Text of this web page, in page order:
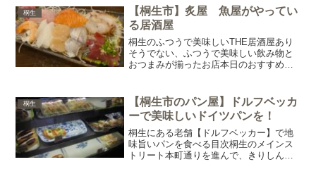
休日：月、火 営業時間：9:00-
18:00TEL:02...
桐生
【桐生市】炙屋 魚屋がやってい
る居酒屋
桐生のふつうで美味しいTHE居酒屋あり
そうでない、ふつうで美味しい飲み物と
おつまみが揃ったお店本日のおすすめ冷
類が結構豊富でレモンサワーだけでも4種
類。（在庫を切らして...
桐生
【桐生市のパン屋】ドルフベッカ
ーで美味しいドイツパンを！
桐生にある老舗【ドルフベッカー】で地
味旨いパンを食べる目次桐生のメインス
トリート本町通りを進んで、きりしんの